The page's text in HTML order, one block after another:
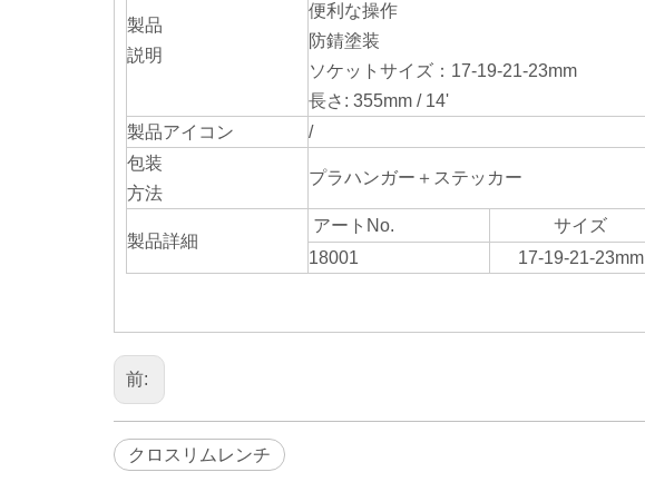
製品
説明
便利な操作
防錆塗装
ソケットサイズ：17-19-21-23mm
長さ: 355mm / 14'
製品アイコン
/
包装
方法
プラハンガー＋ステッカー
製品詳細
アートNo.
サイズ
18001
17-19-21-23mm
前:
クロスリムレンチ